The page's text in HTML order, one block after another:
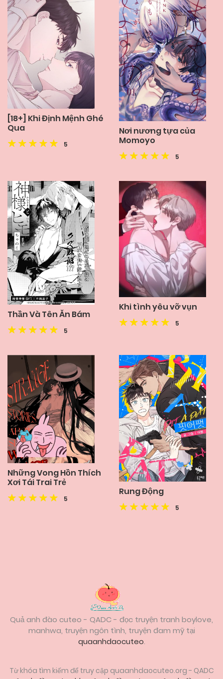
[18+] Khi Định Mệnh Ghé
Qua
5
Nơi nương tựa của
Momoyo
5
Thần Và Tên Ăn Bám
5
Khi tình yêu vỡ vụn
5
Những Vong Hồn Thích
Xơi Tái Trai Trẻ
5
Rung Động
5
Quả anh đào cuteo - QADC - đọc truyện tranh boylove,
manhwa, truyện ngôn tình, truyện đam mỹ tại
quaanhdaocuteo.
Từ khóa tìm kiếm để truy cập quaanhdaocuteo.org - QADC